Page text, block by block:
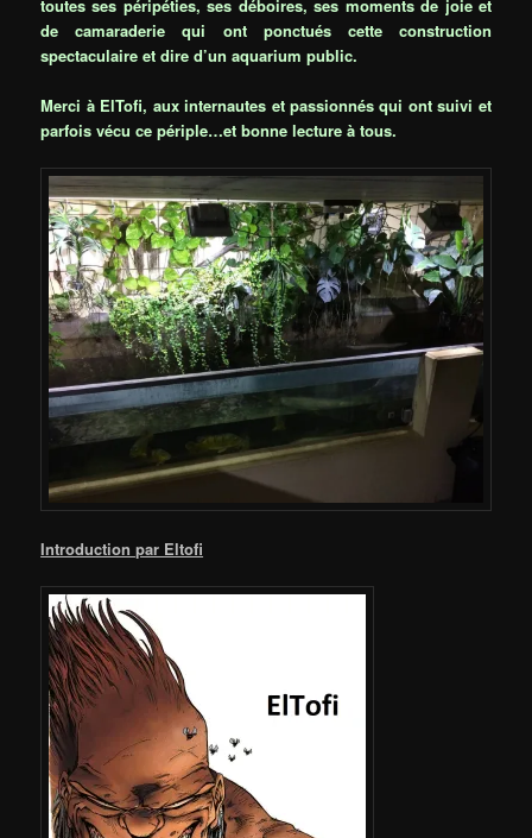
toutes ses péripéties, ses déboires, ses moments de joie et
de camaraderie qui ont ponctués cette construction
spectaculaire et dire d’un aquarium public.
Merci à ElTofi, aux internautes et passionnés qui ont suivi et
parfois vécu ce périple…et bonne lecture à tous.
Introduction par Eltofi